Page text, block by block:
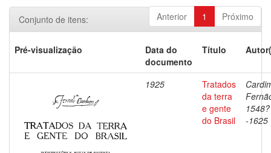
Anterior 1 Próximo
Conjunto de itens:
Pré-visualização
Data do
documento
Título
1925
Tratados
da terra
e gente
do Brasil
1548?
-1625